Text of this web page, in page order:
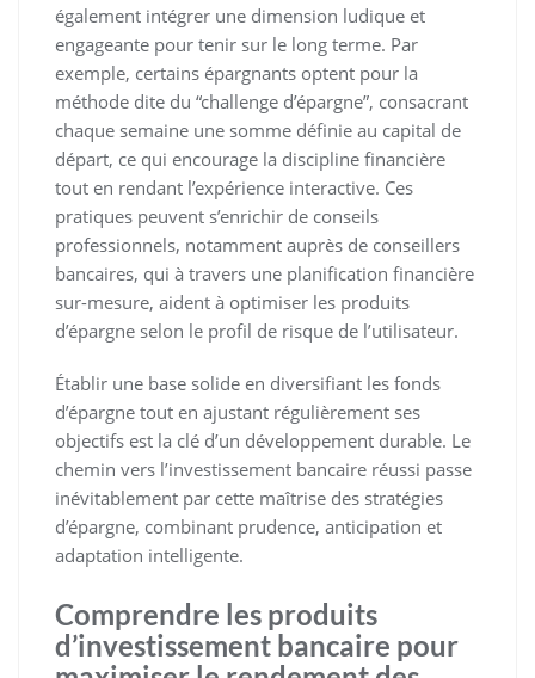
également intégrer une dimension ludique et
engageante pour tenir sur le long terme. Par
exemple, certains épargnants optent pour la
méthode dite du “challenge d’épargne”, consacrant
chaque semaine une somme définie au capital de
départ, ce qui encourage la discipline financière
tout en rendant l’expérience interactive. Ces
pratiques peuvent s’enrichir de conseils
professionnels, notamment auprès de conseillers
bancaires, qui à travers une planification financière
sur-mesure, aident à optimiser les produits
d’épargne selon le profil de risque de l’utilisateur.
Établir une base solide en diversifiant les fonds
d’épargne tout en ajustant régulièrement ses
objectifs est la clé d’un développement durable. Le
chemin vers l’investissement bancaire réussi passe
inévitablement par cette maîtrise des stratégies
d’épargne, combinant prudence, anticipation et
adaptation intelligente.
Comprendre les produits
d’investissement bancaire pour